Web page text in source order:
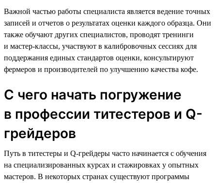
Важной частью работы специалиста является ведение точных
записей и отчетов о результатах оценки каждого образца. Они
также обучают других специалистов, проводят тренинги
и мастер-классы, участвуют в калибровочных сессиях для
поддержания единых стандартов оценки, консультируют
фермеров и производителей по улучшению качества кофе.
С чего начать погружение
в профессии титестеров и Q-
грейдеров
Путь в титестеры и Q-грейдеры часто начинается с обучения
на специализированных курсах и стажировках у опытных
мастеров. В некоторых странах существуют программы